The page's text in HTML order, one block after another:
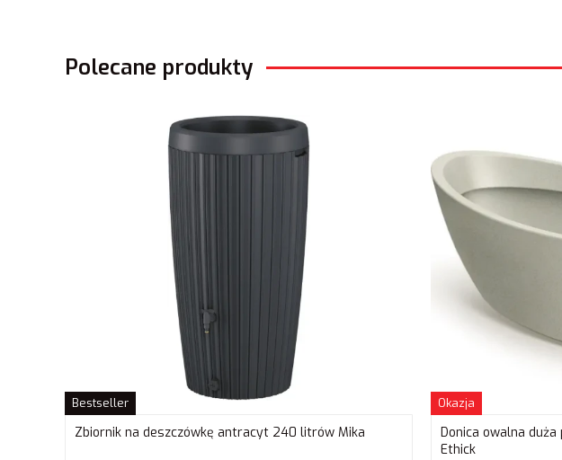
Polecane produkty
Bestseller
Zbiornik na deszczówkę antracyt 240 litrów Mika
Okazja
Donica owalna
Ethick